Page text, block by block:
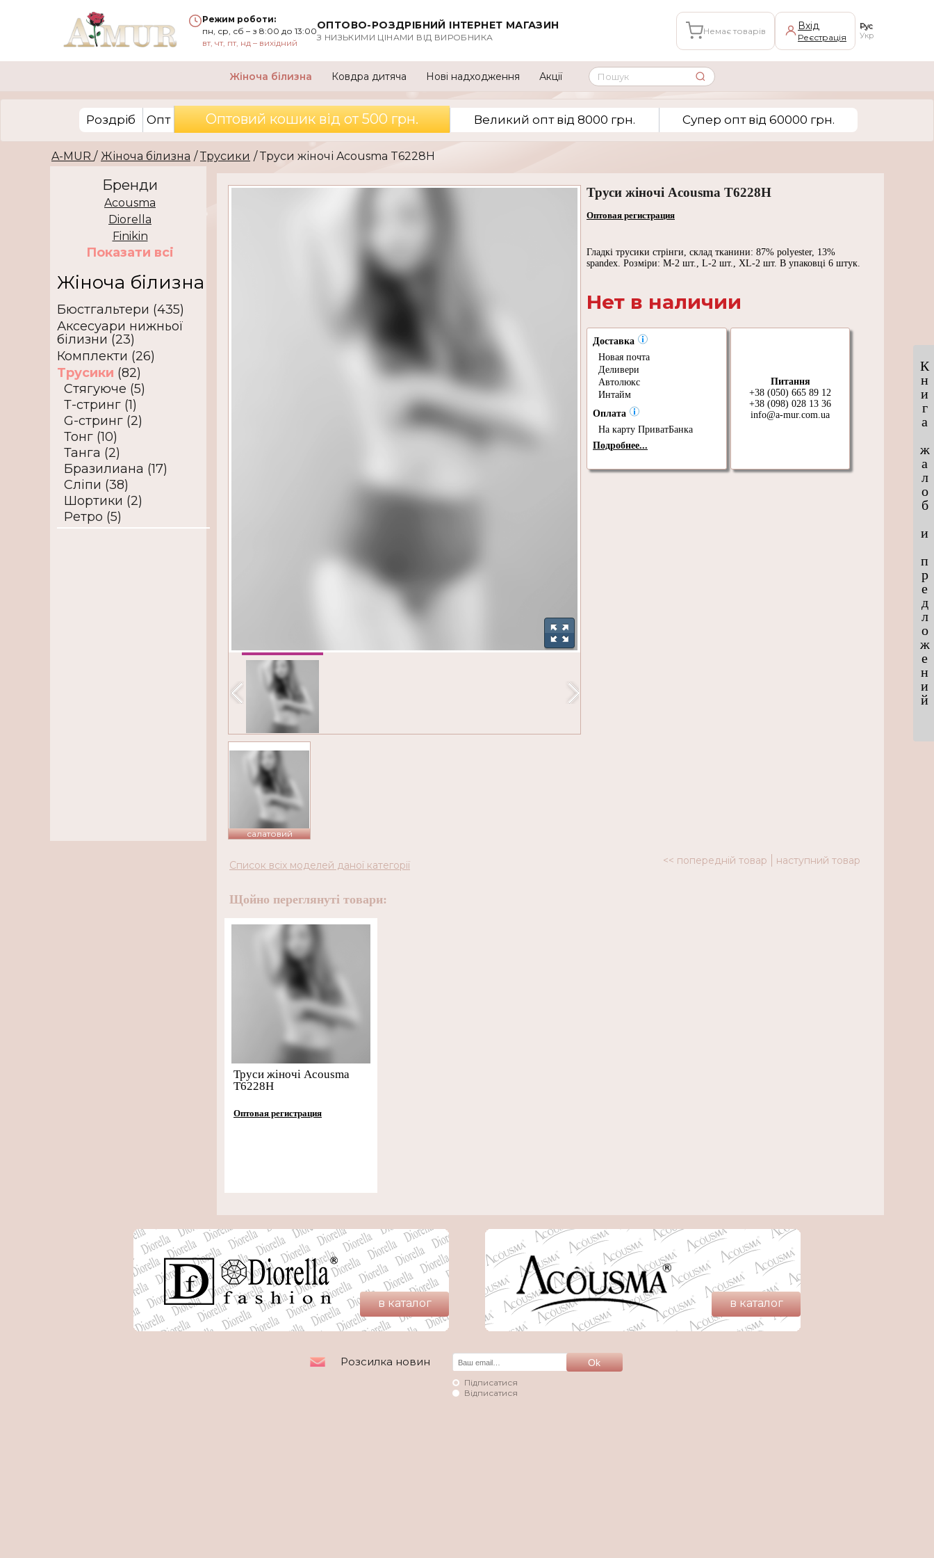
К
н
и
г
а
ж
а
л
о
б
и
п
р
е
д
л
о
ж
е
н
и
й
Режим роботи:
пн, ср, сб – з 8:00 до 13:00
вт, чт, пт, нд – вихідний
ОПТОВО-РОЗДРІБНИЙ ІНТЕРНЕТ МАГАЗИН
З НИЗЬКИМИ ЦІНАМИ ВІД ВИРОБНИКА
Немає товарів Вхід
Реєстрація
Рус
Укр
Жіноча білизна Ковдра дитяча Нові надходження Акції
Роздріб Опт Оптовий кошик вiд от 500 грн. Великий опт вiд 8000 грн. Супер опт вiд 60000 грн.
A-MUR / Жіноча білизна /Трусики / Труси жіночі Acousma T6228H
Бренди
Acousma
Diorella
Finikin
Показати всi
Жіноча білизна
Бюстгальтери (435)
Аксесуари нижньої
білизни (23)
Комплекти (26)
Трусики (82)
Стягуюче (5)
Т-стринг (1)
G-стринг (2)
Тонг (10)
Танга (2)
Бразилиана (17)
Сліпи (38)
Шортики (2)
Ретро (5)
салатовий
Труси жіночі Acousma T6228H
Оптовая регистрация
Гладкі трусики стрінги, склад тканини: 87% polyester, 13%
spandex. Розміри: M-2 шт., L-2 шт., XL-2 шт. В упаковці 6 штук.
Нет в наличии
Доставка
Новая почта
Деливери
Автолюкс
Интайм
Оплата
На карту ПриватБанка
Подробнее...
Питання
+38 (050) 665 89 12
+38 (098) 028 13 36
info@a-mur.com.ua
Список всіх моделей даної категорії << попередній товар наступний товар
Щойно переглянуті товари:
Труси жіночі Acousma
T6228H
Оптовая регистрация
в каталог в каталог
Розсилка новин
Підписатися
Відписатися